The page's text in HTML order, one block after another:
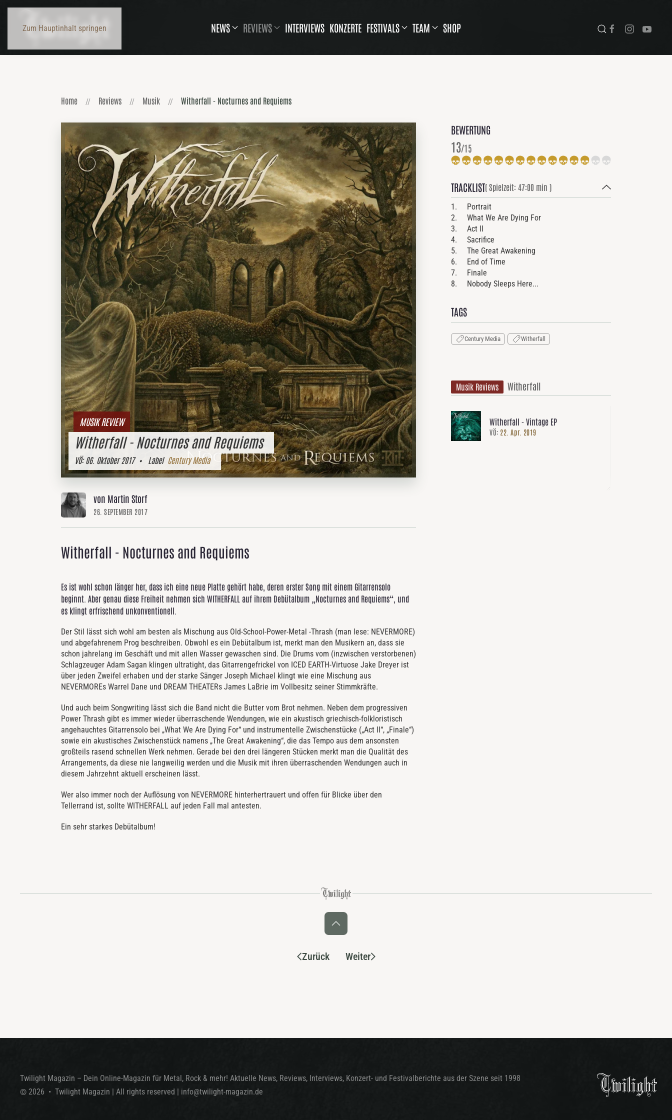
Zum Hauptinhalt springen NEWS REVIEWS INTERVIEWS KONZERTE FESTIVALS TEAM SHOP
Home Reviews Musik Witherfall - Nocturnes and Requiems
MUSIK REVIEW
Witherfall - Nocturnes and Requiems
VÖ:06. Oktober 2017• Label Century Media
von Martin Storf
26. SEPTEMBER 2017
Witherfall - Nocturnes and Requiems
Es ist wohl schon länger her, dass ich eine neue Platte gehört habe, deren erster Song mit einem Gitarrensolo
beginnt. Aber genau diese Freiheit nehmen sich WITHERFALL auf ihrem Debütalbum „Nocturnes and Requiems“, und
es klingt erfrischend unkonventionell.
Der Stil lässt sich wohl am besten als Mischung aus Old-School-Power-Metal -Thrash (man lese: NEVERMORE)
und abgefahrenem Prog beschreiben. Obwohl es ein Debütalbum ist, merkt man den Musikern an, dass sie
schon jahrelang im Geschäft und mit allen Wasser gewaschen sind. Die Drums vom (inzwischen verstorbenen)
Schlagzeuger Adam Sagan klingen ultratight, das Gitarrengefrickel von ICED EARTH-Virtuose Jake Dreyer ist
über jeden Zweifel erhaben und der starke Sänger Joseph Michael klingt wie eine Mischung aus
NEVERMOREs Warrel Dane und DREAM THEATERs James LaBrie im Vollbesitz seiner Stimmkräfte.
Und auch beim Songwriting lässt sich die Band nicht die Butter vom Brot nehmen. Neben dem progressiven
Power Thrash gibt es immer wieder überraschende Wendungen, wie ein akustisch griechisch-folkloristisch
angehauchtes Gitarrensolo bei „What We Are Dying For“ und instrumentelle Zwischenstücke („Act II“, „Finale“)
sowie ein akustisches Zwischenstück namens „The Great Awakening“, die das Tempo aus dem ansonsten
großteils rasend schnellen Werk nehmen. Gerade bei den drei längeren Stücken merkt man die Qualität des
Arrangements, da diese nie langweilig werden und die Musik mit ihren überraschenden Wendungen auch in
diesem Jahrzehnt aktuell erscheinen lässt.
Wer also immer noch der Auflösung von NEVERMORE hinterhertrauert und offen für Blicke über den
Tellerrand ist, sollte WITHERFALL auf jeden Fall mal antesten.
Ein sehr starkes Debütalbum!
BEWERTUNG
13/15
TRACKLIST( Spielzeit: 47:00 min )
1. Portrait
2. What We Are Dying For
3. Act II
4. Sacrifice
5. The Great Awakening
6. End of Time
7. Finale
8. Nobody Sleeps Here...
TAGS
Century Media Witherfall
Musik Reviews Witherfall
Witherfall - Vintage EP
VÖ: 22. Apr. 2019
Zurück Weiter
Twilight Magazin – Dein Online-Magazin für Metal, Rock & mehr! Aktuelle News, Reviews, Interviews, Konzert- und Festivalberichte aus der Szene seit 1998
© 2026 • Twilight Magazin | All rights reserved | info@twilight-magazin.de